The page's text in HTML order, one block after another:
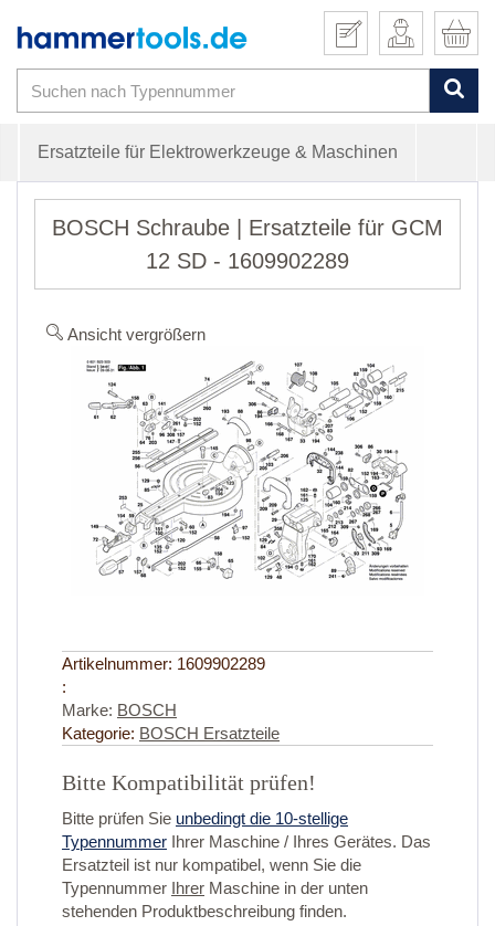
Ersatzteile für Elektrowerkzeuge & Maschinen
BOSCH Schraube | Ersatzteile für GCM
12 SD - 1609902289
Ansicht vergrößern
Artikelnummer: 1609902289
:
Marke: BOSCH
Kategorie: BOSCH Ersatzteile
Bitte Kompatibilität prüfen!
Bitte prüfen Sie unbedingt die 10-stellige
Typennummer Ihrer Maschine / Ihres Gerätes. Das
Ersatzteil ist nur kompatibel, wenn Sie die
Typennummer Ihrer Maschine in der unten
stehenden Produktbeschreibung finden.